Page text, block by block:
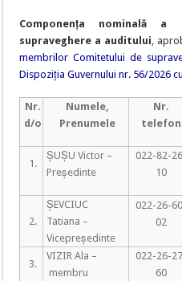
Componența nominală a
supraveghere a auditului ,
membrilor Comitetului de
Dispoziția Guvernului nr. 56/2026
Nr.
d/o
Numele,
Prenumele
Nr.
telefon
1.
ȘUȘU Victor –
Președinte
022-82-
10
2.
ȘEVCIUC
Tatiana –
Vicepreședinte
022-26-
02
3.
VIZIR Ala –
membru
022-26-
60